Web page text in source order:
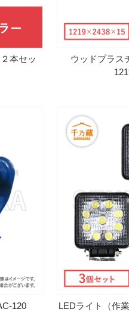
本セッ
ウッドプラ
120
LEDライト（